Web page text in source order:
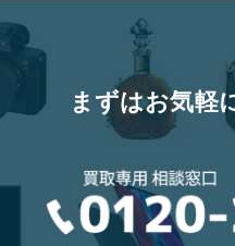
まずはお気軽